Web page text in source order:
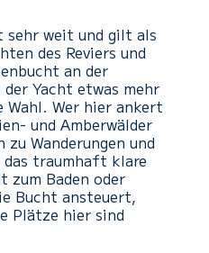
sehr weit und gilt als
des Reviers und
an der
Yacht etwas mehr
Wer hier ankert
und Amberwälder
Wanderungen und
das traumhaft klare
zum Baden oder
Bucht ansteuert,
Plätze hier sind